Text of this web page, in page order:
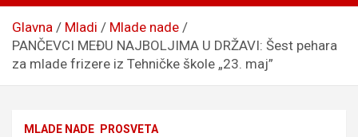
Glavna Mladi
Mlade nade
PANČEVCI MEĐU NAJBOLJIMA U DRŽAVI: Šest pehara
za mlade frizere iz Tehničke škole „23. maj”
MLADE NADE PROSVETA